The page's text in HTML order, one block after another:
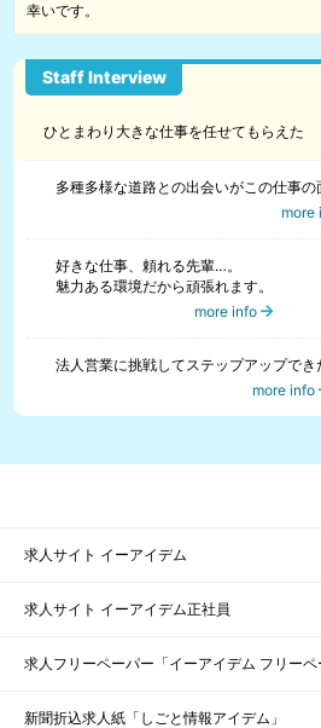
幸いです。
ひとまわり大きな仕事を任せてもらえた
多種多様な道路との出会いがこの仕事の
more
好きな仕事、頼れる先輩…。
魅力ある環境だから頑張れます。
more info
法人営業に挑戦してステップアップでき
more info
求人サイト イーアイデム
求人サイト イーアイデム正社員
求人フリーペーパー「イーアイデム フリーペ
新聞折込求人紙「しごと情報アイデム」